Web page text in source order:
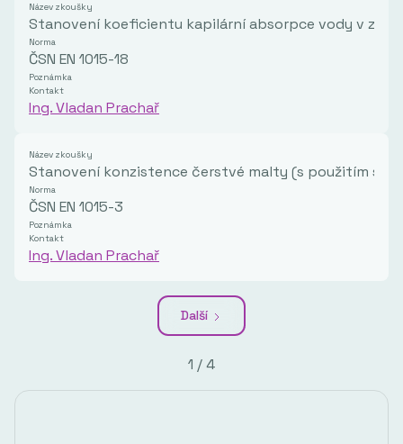
Název zkoušky
Stanovení koeficientu kapilární absorpce vody v
Norma
ČSN EN 1015-18
Poznámka
Kontakt
Ing. Vladan Prachař
Název zkoušky
Stanovení konzistence čerstvé malty (s použitím
Norma
ČSN EN 1015-3
Poznámka
Kontakt
Ing. Vladan Prachař
Další
1 / 4